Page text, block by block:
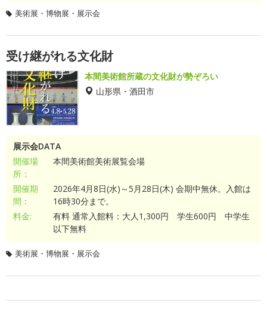
美術展・博物展・展示会
受け継がれる文化財
本間美術館所蔵の文化財が勢ぞろい
山形県・酒田市
展示会DATA
開催場
所：
本間美術館美術展覧会場
開催期
間：
2026年4月8日(水)～5月28日(木) 会期中無休。入館は
16時30分まで。
料金:
有料 通常入館料：大人1,300円 学生600円 中学生
以下無料
美術展・博物展・展示会